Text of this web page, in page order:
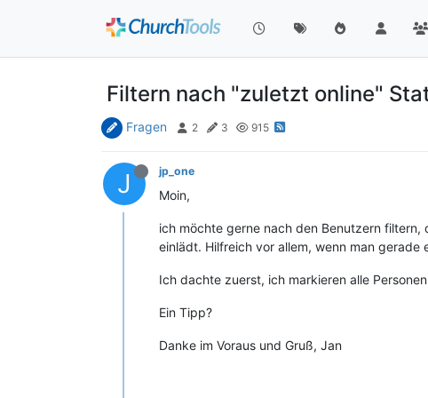
Filtern nach "zuletzt online"
Fragen 2 3 915
J jp_one
Moin,
ich möchte gerne nach den Benutzern filtern,
einlädt. Hilfreich vor allem, wenn man
Ich dachte zuerst, ich markieren alle
Ein Tipp?
Danke im Voraus und Gruß, Jan